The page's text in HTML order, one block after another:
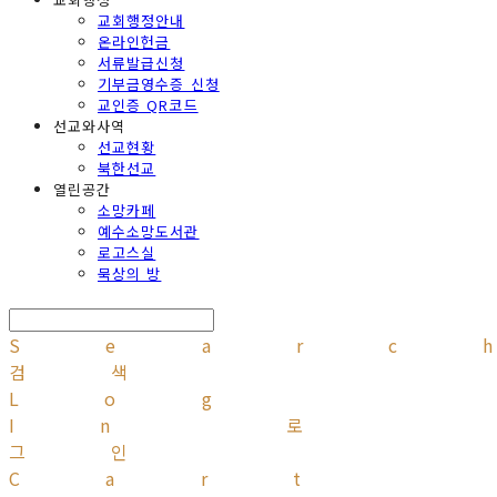
교회행정안내
온라인헌금
서류발급신청
기부금영수증 신청
교인증 QR코드
선교와사역
선교현황
북한선교
열린공간
소망카페
예수소망도서관
로고스실
묵상의 방
검색
Log
In
로
그인
Cart